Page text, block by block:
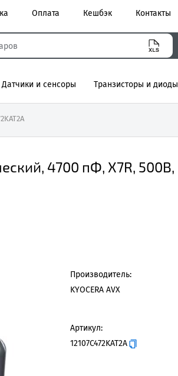
Оплата Кешбэк Контакты
Датчики и сенсоры Транзисторы и диоды
4700 пФ, X7R, 500В,
Производитель:
KYOCERA AVX
Артикул:
12107C472KAT2A